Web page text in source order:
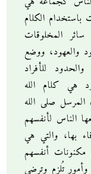
باستخدام الكلام
المخلوقات
والعهود، ووضع
للأفراد
هي كلام الله
صلى الله
الناس لأنفسهم
بها، والتي هي
أنفسهم
تُلزم وترضي